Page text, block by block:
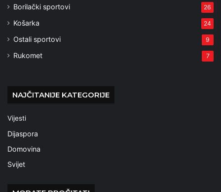
Borilački sportovi 26
Košarka 24
Ostali sportovi 9
Rukomet 7
NAJČITANIJE KATEGORIJE
Vijesti
Dijaspora
Domovina
Svijet